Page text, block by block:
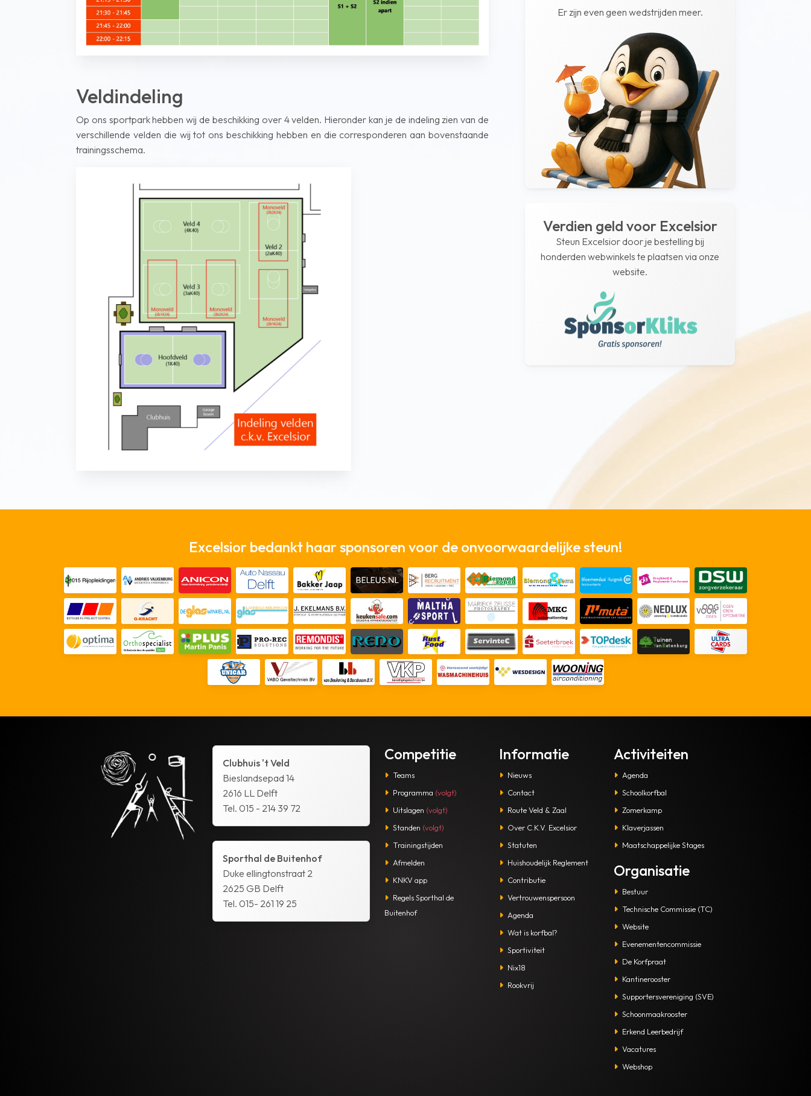
Veldindeling
Op ons sportpark hebben wij de beschikking over 4 velden. Hieronder kan je de indeling zien van de
verschillende velden die wij tot ons beschikking hebben en die corresponderen aan bovenstaande
trainingsschema.
Er zijn even geen wedstrijden meer.
Verdien geld voor Excelsior
Steun Excelsior door je bestelling bij
honderden webwinkels te plaatsen via onze
website.
Excelsior bedankt haar sponsoren voor de onvoorwaardelijke steun!
Clubhuis 't Veld
Bieslandsepad 14
2616 LL Delft
Tel. 015 - 214 39 72
Sporthal de Buitenhof
Duke ellingtonstraat 2
2625 GB Delft
Tel. 015- 261 19 25
Competitie
Teams
Programma (volgt)
Uitslagen (volgt)
Standen (volgt)
Trainingstijden
Afmelden
KNKV app
Regels Sporthal de
Buitenhof
Informatie
Nieuws
Contact
Route Veld & Zaal
Over C.K.V. Excelsior
Statuten
Huishoudelijk Reglement
Contributie
Vertrouwenspersoon
Agenda
Wat is korfbal?
Sportiviteit
Nix18
Rookvrij
Activiteiten
Agenda
Schoolkorfbal
Zomerkamp
Klaverjassen
Maatschappelijke Stages
Organisatie
Bestuur
Technische Commissie (TC)
Website
Evenementencommissie
De Korfpraat
Kantinerooster
Supportersvereniging (SVE)
Schoonmaakrooster
Erkend Leerbedrijf
Vacatures
Webshop